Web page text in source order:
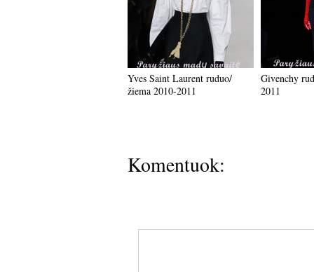
Yves Saint Laurent ruduo/
žiema 2010-2011
Givenchy
2011
Komentuok: